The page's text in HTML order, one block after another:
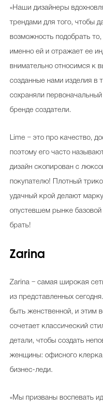
«Наши дизайнеры
трендами для того, чтобы
возможность подобрать
именно ей и отражает ее
внимательно относимся к
созданные нами изделия в
сохраняли первоначальный
бренде создатели.
Lime − это про качество,
поэтому его часто
дизайн скопирован с
покупателю! Плотный
удачный крой делают
опустевшем рынке
брать!
Zarina
Zarina − самая широкая
из представленных
быть женственной, и этим
сочетает классический
детали, чтобы создать
женщины: офисного
бизнес-леди.
«Мы призваны воспевать